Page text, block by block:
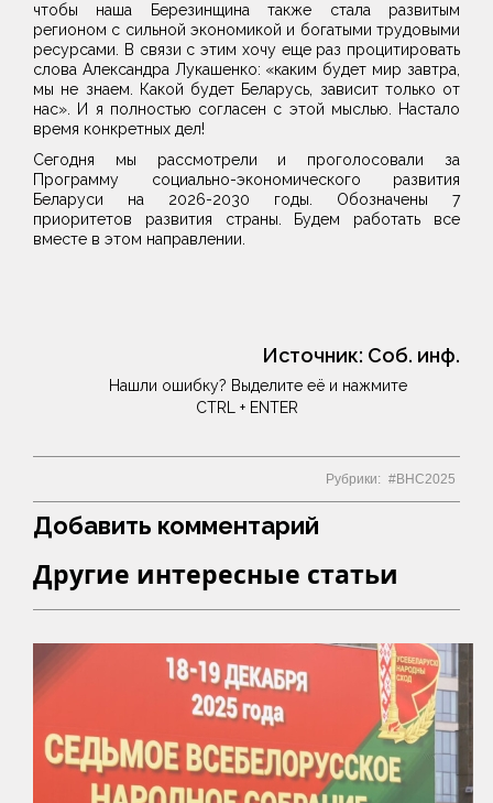
чтобы наша Березинщина также стала развитым
регионом с сильной экономикой и богатыми трудовыми
ресурсами. В связи с этим хочу еще раз процитировать
слова Александра Лукашенко: «каким будет мир завтра,
мы не знаем. Какой будет Беларусь, зависит только от
нас». И я полностью согласен с этой мыслью. Настало
время конкретных дел!
Сегодня мы рассмотрели и проголосовали за
Программу социально-экономического развития
Беларуси на 2026-2030 годы. Обозначены 7
приоритетов развития страны. Будем работать все
вместе в этом направлении.
Источник: Соб. инф.
Нашли ошибку? Выделите её и нажмите
CTRL + ENTER
Рубрики: ВНС2025
Добавить комментарий
Другие интересные статьи